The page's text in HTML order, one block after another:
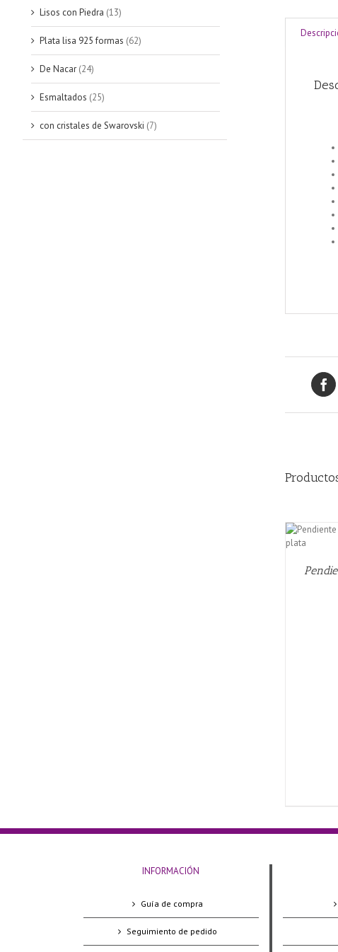
Lisos con Piedra (13)
Plata lisa 925 formas (62)
De Nacar (24)
Esmaltados (25)
con cristales de Swarovski (7)
INFORMACIÓN
Guía de compra
Seguimiento de pedido